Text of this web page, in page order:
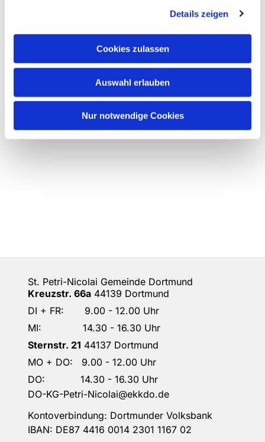
Details zeigen
Cookies zulassen
Auswahl erlauben
Nur notwendige Cookies
St. Petri-Nicolai Gemeinde Dortmund
Kreuzstr. 66a 44139 Dortmund
DI + FR: 9.00 - 12.00 Uhr
MI: 14.30 - 16.30 Uhr
Sternstr. 21 44137 Dortmund
MO + DO: 9.00 - 12.00 Uhr
DO: 14.30 - 16.30 Uhr
DO-KG-Petri-Nicolai@ekkdo.de
Kontoverbindung: Dortmunder Volksbank
IBAN: DE87 4416 0014 2301 1167 02